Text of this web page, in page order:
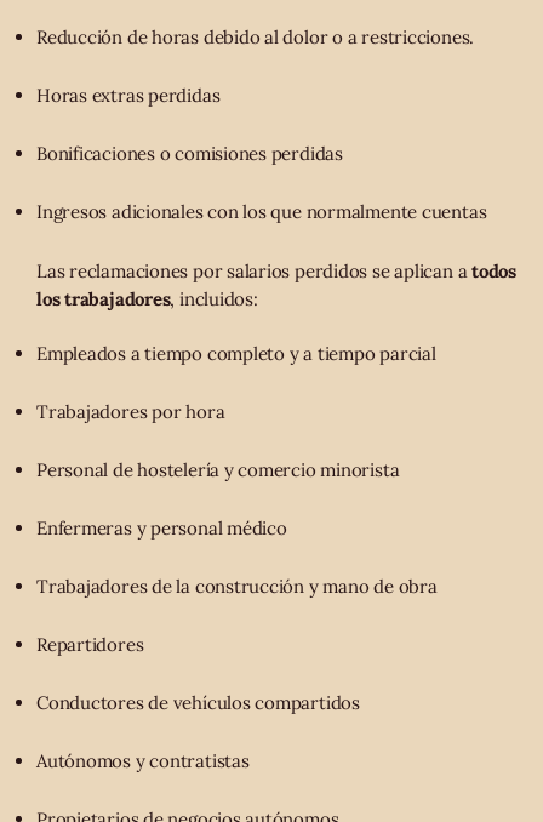
Reducción de horas debido al dolor o a restricciones.
Horas extras perdidas
Bonificaciones o comisiones perdidas
Ingresos adicionales con los que normalmente cuentas
Las reclamaciones por salarios perdidos se aplican atodos
los trabajadores, incluidos:
Empleados a tiempo completo y a tiempo parcial
Trabajadores por hora
Personal de hostelería y comercio minorista
Enfermeras y personal médico
Trabajadores de la construcción y mano de obra
Repartidores
Conductores de vehículos compartidos
Autónomos y contratistas